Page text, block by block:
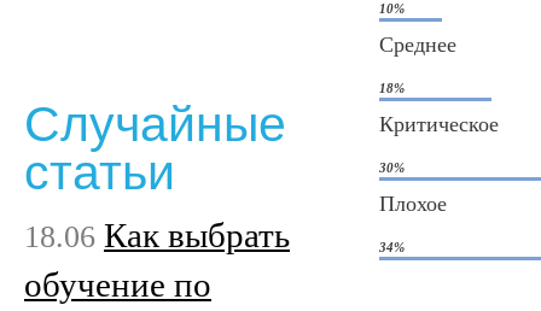
10%
Среднее
18%
Критическое
30%
Плохое
34%
Случайные
статьи
18.06 Как выбрать
обучение по